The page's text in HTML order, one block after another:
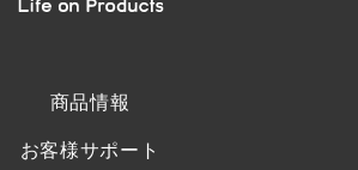
商品情報
お客様サポート